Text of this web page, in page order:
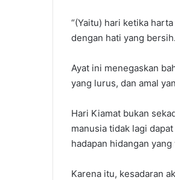
“(Yaitu) hari ketika
dengan hati yang
Ayat ini menegaskan
yang lurus, dan amal
Hari Kiamat bukan
manusia tidak lagi
hadapan hidangan
Karena itu, kesadaran